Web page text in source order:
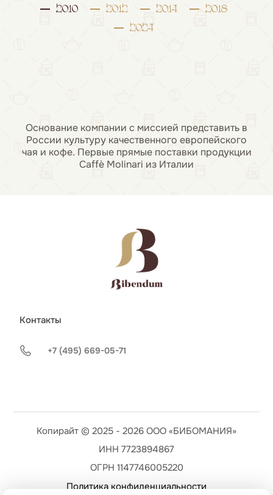
2010 2012 2014
2018
2024
Основание компании с миссией представить в
России культуру качественного европейского
чая и кофе. Первые прямые поставки продукции
Caffè Molinari из Италии
Контакты
+7 (495) 669-05-71
Копирайт © 2025 - 2026 ООО «БИБОМАНИЯ»
ИНН 7723894867
ОГРН 1147746005220
Политика конфиденциальности